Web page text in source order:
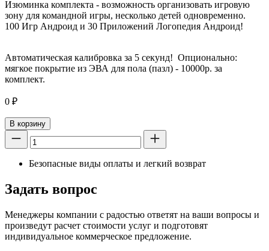
Изюминка комплекта - возможность организовать игровую
зону для командной игры, несколько детей одновременно.
100 Игр Андроид и 30 Приложений Логопедия Андроид!
Автоматическая калибровка за 5 секунд! Опционально:
мягкое покрытие из ЭВА для пола (пазл) - 10000р. за
комплект.
0 ₽
В корзину
Безопасные виды оплаты и легкий возврат
Задать вопрос
Менеджеры компании с радостью ответят на ваши вопросы и
произведут расчет стоимости услуг и подготовят
индивидуальное коммерческое предложение.